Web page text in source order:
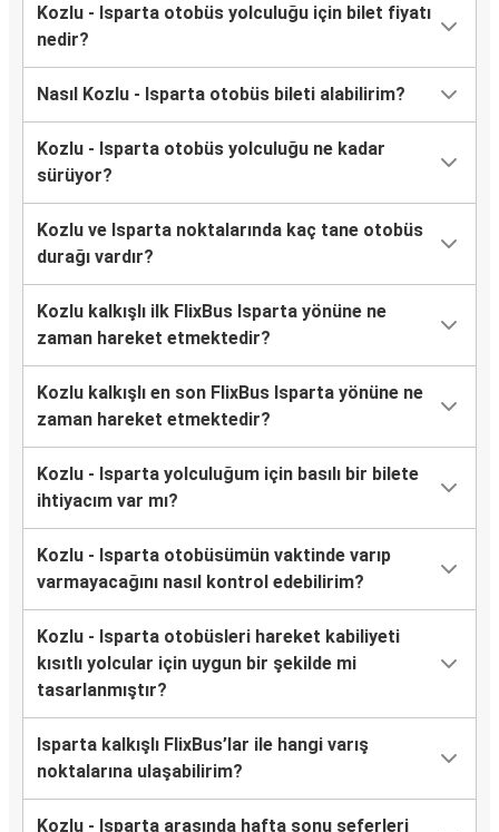
Kozlu - Isparta otobüs yolculuğu için bilet fiyatı
nedir?
Nasıl Kozlu - Isparta otobüs bileti alabilirim?
Kozlu - Isparta otobüs yolculuğu ne kadar
sürüyor?
Kozlu ve Isparta noktalarında kaç tane otobüs
durağı vardır?
Kozlu kalkışlı ilk FlixBus Isparta yönüne ne
zaman hareket etmektedir?
Kozlu kalkışlı en son FlixBus Isparta yönüne ne
zaman hareket etmektedir?
Kozlu - Isparta yolculuğum için basılı bir bilete
ihtiyacım var mı?
Kozlu - Isparta otobüsümün vaktinde varıp
varmayacağını nasıl kontrol edebilirim?
Kozlu - Isparta otobüsleri hareket kabiliyeti
kısıtlı yolcular için uygun bir şekilde mi
tasarlanmıştır?
Isparta kalkışlı FlixBus’lar ile hangi varış
noktalarına ulaşabilirim?
Kozlu - Isparta arasında hafta sonu seferleri